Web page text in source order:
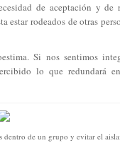
de aceptación y de
estar rodeados de otras
Si nos sentimos
lo que redundará
dentro de un grupo y evitar el